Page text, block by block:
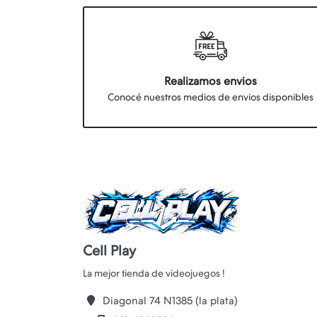
Realizamos envios
Conocé nuestros medios de envios disponibles
Cell Play
Diagonal 74 N1385 (la plata)